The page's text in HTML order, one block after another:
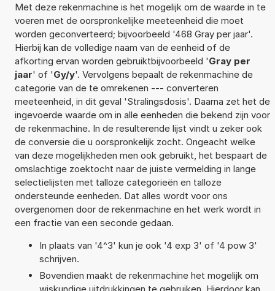
Met deze rekenmachine is het mogelijk om de waarde in te
voeren met de oorspronkelijke meeteenheid die moet
worden geconverteerd; bijvoorbeeld '468 Gray per jaar'.
Hierbij kan de volledige naam van de eenheid of de
afkorting ervan worden gebruiktbijvoorbeeld 'Gray per
jaar' of 'Gy/y'. Vervolgens bepaalt de rekenmachine de
categorie van de te omrekenen --- converteren
meeteenheid, in dit geval 'Stralingsdosis'. Daarna zet het de
ingevoerde waarde om in alle eenheden die bekend zijn voor
de rekenmachine. In de resulterende lijst vindt u zeker ook
de conversie die u oorspronkelijk zocht. Ongeacht welke
van deze mogelijkheden men ook gebruikt, het bespaart de
omslachtige zoektocht naar de juiste vermelding in lange
selectielijsten met talloze categorieën en talloze
ondersteunde eenheden. Dat alles wordt voor ons
overgenomen door de rekenmachine en het werk wordt in
een fractie van een seconde gedaan.
In plaats van '4^3' kun je ook '4 exp 3' of '4 pow 3'
schrijven.
Bovendien maakt de rekenmachine het mogelijk om
wiskundige uitdrukkingen te gebruiken. Hierdoor kan